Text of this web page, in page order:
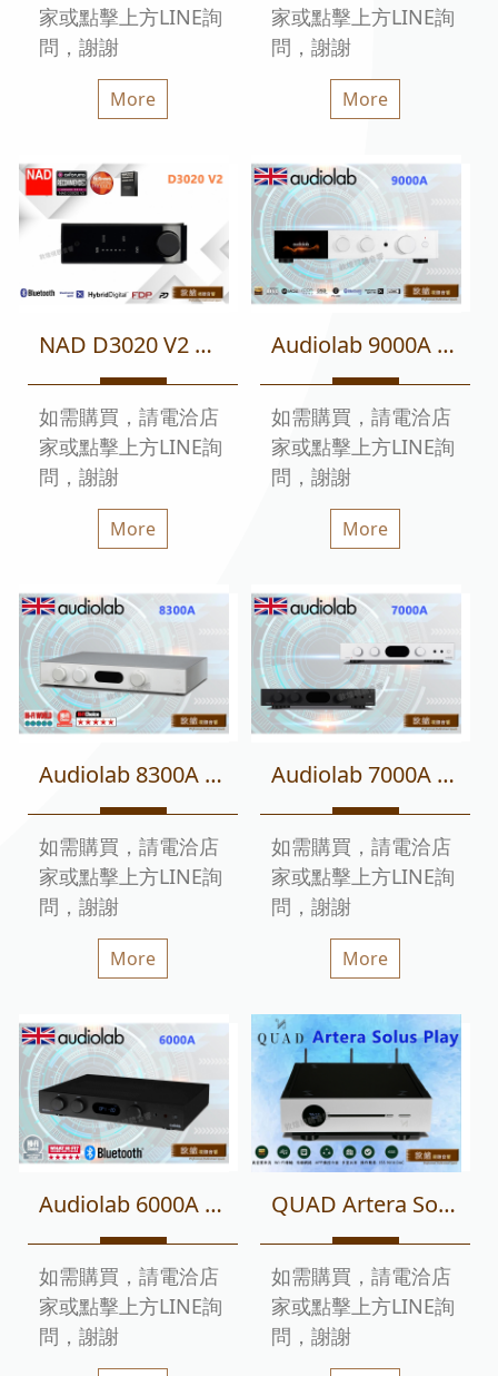
家或點擊上方LINE詢
問，謝謝
More
家或點擊上方LINE詢
問，謝謝
More
NAD D3020 V2 桌上型藍芽綜合擴大機 迎家代理
如需購買，請電洽店
家或點擊上方LINE詢
問，謝謝
More
Audiolab 9000A 數位DAC綜合擴大機 迎家代理
如需購買，請電洽店
家或點擊上方LINE詢
問，謝謝
More
Audiolab 8300A 綜合擴大機 (兼容前、後級模式) 迎家代理
如需購買，請電洽店
家或點擊上方LINE詢
問，謝謝
More
Audiolab 7000A 數位藍芽DAC綜合擴大機 迎家代理
如需購買，請電洽店
家或點擊上方LINE詢
問，謝謝
More
Audiolab 6000A 綜合擴大機 (兼容前、後級模式) 迎家代理
如需購買，請電洽店
家或點擊上方LINE詢
問，謝謝
QUAD Artera Solus Play 無線串流綜擴兼容 CD播放/DAC/前級
如需購買，請電洽店
家或點擊上方LINE詢
問，謝謝